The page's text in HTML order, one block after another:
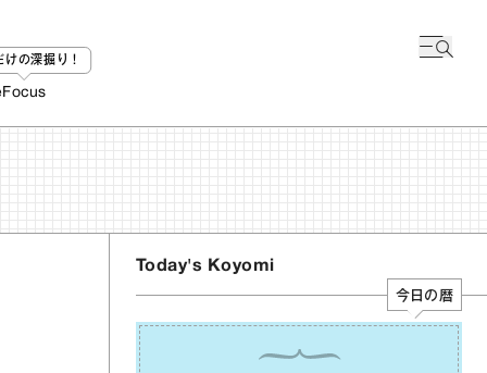
けの深掘り！
Focus
Today's Koyomi
今日の暦